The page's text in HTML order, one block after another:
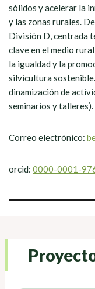
sólidos y acelerar la
y las zonas rurales.
División D, centrada
clave en el medio
la igualdad y la
silvicultura
dinamización de
seminarios y talleres).
Correo electrónico:
orcid: 0000-0001-